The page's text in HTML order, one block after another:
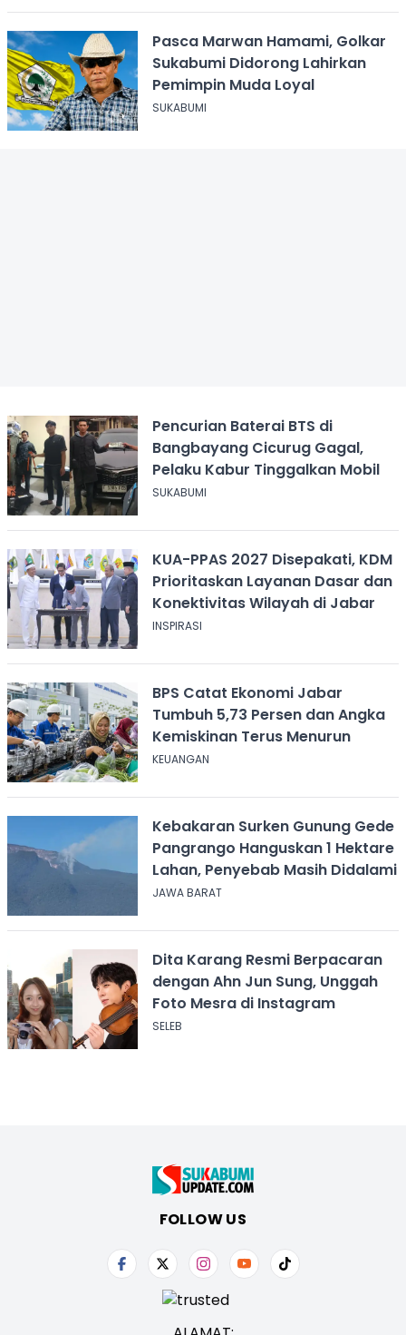
Pasca Marwan Hamami, Golkar
Sukabumi Didorong Lahirkan
Pemimpin Muda Loyal
SUKABUMI
Pencurian Baterai BTS di
Bangbayang Cicurug Gagal,
Pelaku Kabur Tinggalkan Mobil
SUKABUMI
KUA-PPAS 2027 Disepakati, KDM
Prioritaskan Layanan Dasar dan
Konektivitas Wilayah di Jabar
INSPIRASI
BPS Catat Ekonomi Jabar
Tumbuh 5,73 Persen dan Angka
Kemiskinan Terus Menurun
KEUANGAN
Kebakaran Surken Gunung Gede
Pangrango Hanguskan 1 Hektare
Lahan, Penyebab Masih Didalami
JAWA BARAT
Dita Karang Resmi Berpacaran
dengan Ahn Jun Sung, Unggah
Foto Mesra di Instagram
SELEB
FOLLOW US